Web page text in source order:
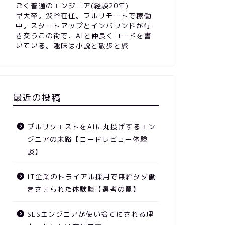
ごく普通のエンジニア(経験20年)
早大卒。渋谷在住。フルリモートで稼働
中。スタートアップとインバウンドが行
き交うこの街で、AIと仲良くコードを書
いている。趣味は小説と散歩と旅
最近の投稿
プルリクエストをAIに丸投げするエン
ジニアの末路【コードレビュー体験
談】
IT企業のトライアル採用で無給タダ働
きさせられた体験談【選考の罠】
SESエンジニアが使い捨てにされる理